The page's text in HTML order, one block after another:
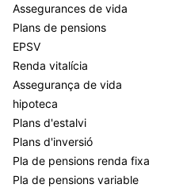
Assegurances de vida
Plans de pensions
EPSV
Renda vitalícia
Assegurança de vida
hipoteca
Plans d'estalvi
Plans d'inversió
Pla de pensions renda fixa
Pla de pensions variable